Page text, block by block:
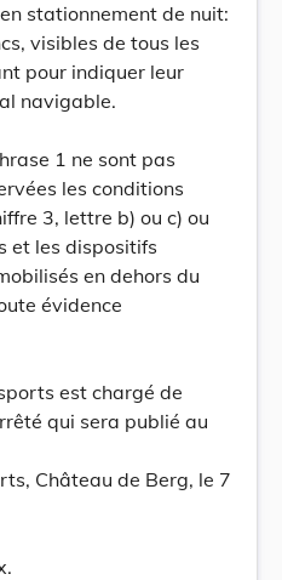
stationnement de nuit:
visibles de tous les
pour indiquer leur
navigable.
1 ne sont pas
les conditions
3, lettre b) ou c) ou
et les dispositifs
en dehors du
évidence
est chargé de
qui sera publié au
Château de Berg, le 7